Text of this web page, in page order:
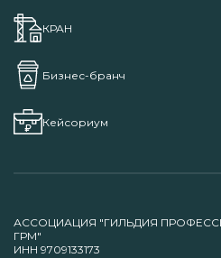
КРАН
Бизнес-бранч
Кейсориум
АССОЦИАЦИЯ "ГИЛЬДИЯ
ГРМ"
ИНН 9709133173